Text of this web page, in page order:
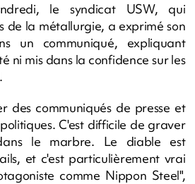
le syndicat USW, qui
de la métallurgie, a exprimé son
un communiqué, expliquant
ni mis dans la confidence sur les
des communiqués de presse et
C'est difficile de graver
le marbre. Le diable est
et c'est particulièrement vrai
comme Nippon Steel",